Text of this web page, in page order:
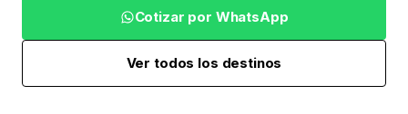
Cotizar por WhatsApp
Ver todos los destinos